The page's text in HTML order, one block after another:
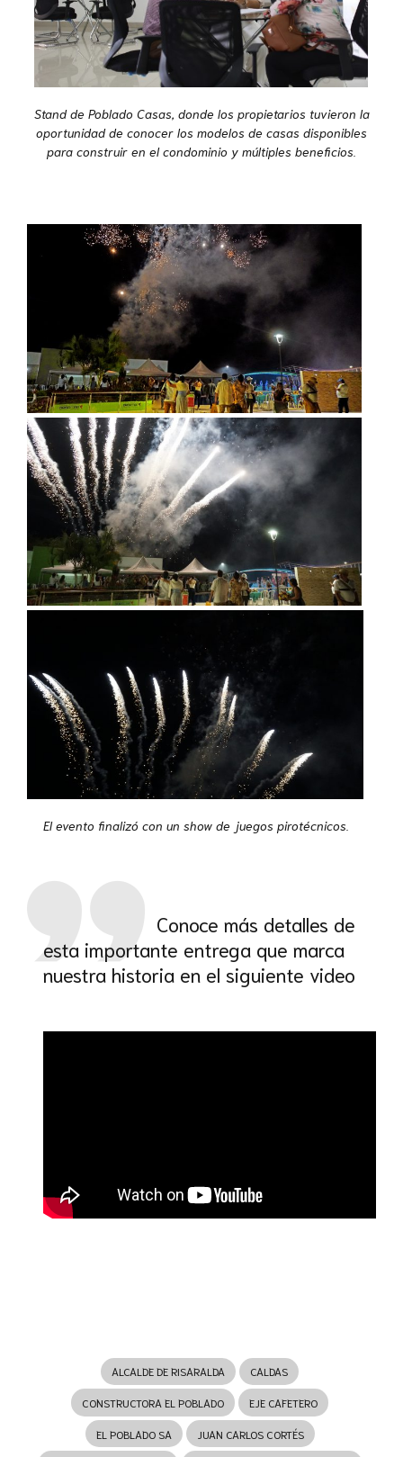
Stand de Poblado Casas, donde los propietarios tuvieron la
oportunidad de conocer los modelos de casas disponibles
para construir en el condominio y múltiples beneficios.
El evento finalizó con un show de juegos pirotécnicos
Conoce más detalles de
esta importante entrega que marca
nuestra historia en el siguiente video
ALCALDE DE RISARALDA CALDAS
CONSTRUCTORA EL POBLADO EJE CAFETERO
EL POBLADO SA JUAN CARLOS CORTÉS